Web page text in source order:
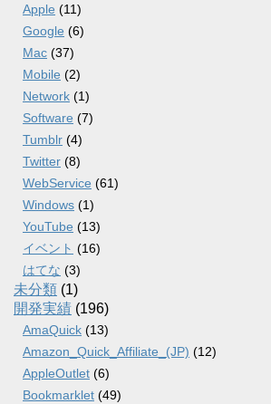
Apple (11)
Google (6)
Mac (37)
Mobile (2)
Network (1)
Software (7)
Tumblr (4)
Twitter (8)
WebService (61)
Windows (1)
YouTube (13)
イベント (16)
はてな (3)
未分類 (1)
開発実績 (196)
AmaQuick (13)
Amazon_Quick_Affiliate_(JP) (12)
AppleOutlet (6)
Bookmarklet (49)